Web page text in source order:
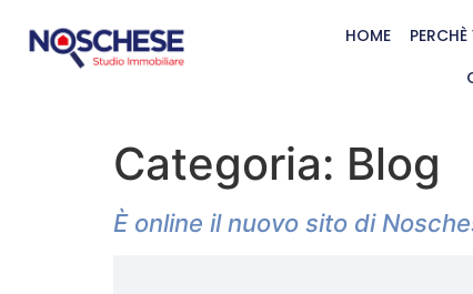
HOME
Categoria: Blog
È online il nuovo sito di